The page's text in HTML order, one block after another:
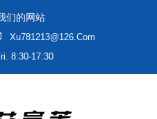
们的网站
Xu781213@126.com
8:30-17:30